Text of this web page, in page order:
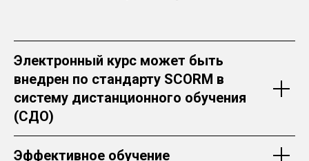
Электронный курс может быть
внедрен по стандарту SCORM в
систему дистанционного обучения
(СДО)
Эффективное обучение